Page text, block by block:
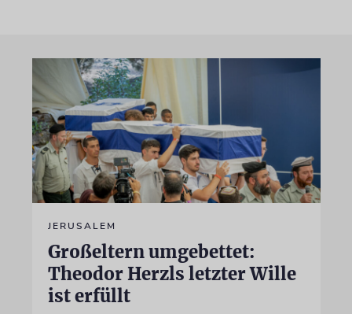
JERUSALEM
Großeltern umgebettet:
Theodor Herzls letzter Wille
ist erfüllt